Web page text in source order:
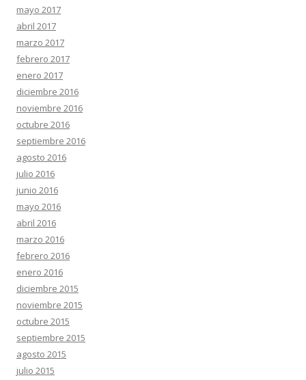
mayo 2017
abril 2017
marzo 2017
febrero 2017
enero 2017
diciembre 2016
noviembre 2016
octubre 2016
septiembre 2016
agosto 2016
julio 2016
junio 2016
mayo 2016
abril 2016
marzo 2016
febrero 2016
enero 2016
diciembre 2015
noviembre 2015
octubre 2015
septiembre 2015
agosto 2015
julio 2015